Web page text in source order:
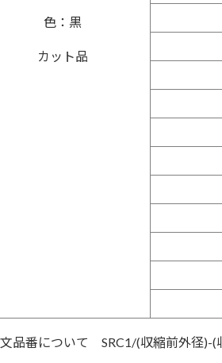
色：黒
カット品
品番について SRC1/(収縮前外径)-(